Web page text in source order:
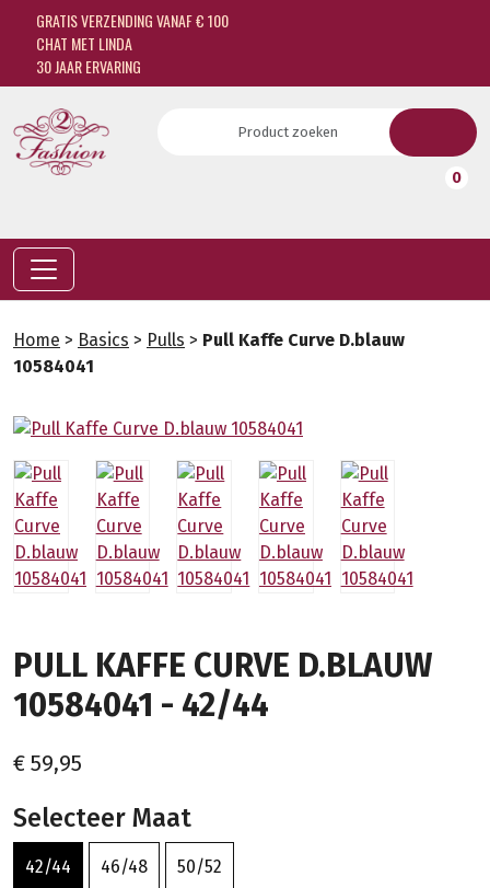
GRATIS VERZENDING VANAF € 100
CHAT MET LINDA
30 JAAR ERVARING
0
Home > Basics > Pulls > Pull Kaffe Curve D.blauw
10584041
PULL KAFFE CURVE D.BLAUW
10584041 - 42/44
€ 59,95
Selecteer Maat
42/44 46/48 50/52